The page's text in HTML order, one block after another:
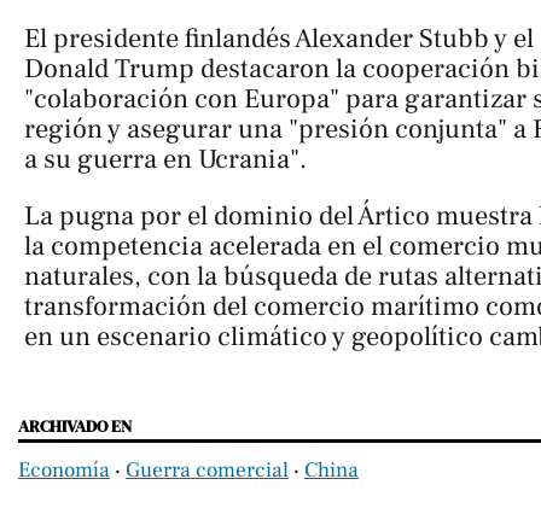
El presidente finlandés Alexander Stubb y
Donald Trump destacaron la cooperación
"colaboración con Europa" para garantizar
región y asegurar una "presión conjunta" a
a su guerra en Ucrania".
La pugna por el dominio del Ártico
la competencia acelerada en el comercio
naturales, con la búsqueda de rutas
transformación del comercio marítimo
en un escenario climático y geopolítico
ARCHIVADO EN
Economía ‧ Guerra comercial ‧ China